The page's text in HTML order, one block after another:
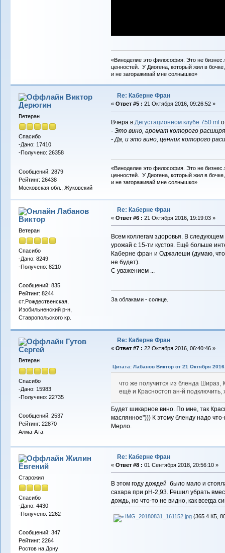
«Виноделие это философия. Это не
ценностей. У Диогена, который жил в
и не загораживай мне солнышко»
Виктор
Дерюгин
Ветеран
Спасибо
-Дано: 17410
-Получено: 26358
Сообщений: 2879
Рейтинг: 26438
Московская обл., Жуковский
Re: Каберне Фран
« Ответ #5 : 21 Октября 2016, 09:26:52 »
Вчера в Дегустационном клубе 750 ml
- Это вино, аромат которого
- Да, и это вино, ценник которого
«Виноделие это философия. Это не
ценностей. У Диогена, который жил в
и не загораживай мне солнышко»
Лабанов
Виктор
Ветеран
Спасибо
-Дано: 8249
-Получено: 8210
Сообщений: 835
Рейтинг: 8244
ст.Рождественская,
Изобильненский р-н,
Ставропольского кр.
Re: Каберне Фран
« Ответ #6 : 21 Октября 2016, 19:19:03 »
Всем коллегам здоровья. В
урожай с 15-ти кустов. Ещё больше
Каберне фран и Оджалеши (думаю,
не будет).
С уважением ...
За облаками - солнце.
Гутов
Сергей
Ветеран
Спасибо
-Дано: 15983
-Получено: 22735
Сообщений: 2537
Рейтинг: 22870
Алма-Ата
Re: Каберне Фран
« Ответ #7 : 22 Октября 2016, 06:40:46 »
Цитата: Лабанов Виктор от 21 Октября
что же получится из бленда
ещё и Красностоп ан-й подключить,
Будет шикарное вино. По мне, так
маслянное"))) К этому бленду надо
Мерло.
Жилин
Евгений
Старожил
Спасибо
-Дано: 4430
-Получено: 2262
Сообщений: 347
Рейтинг: 2264
Ростов на Дону
Re: Каберне Фран
« Ответ #8 : 01 Сентября 2018, 20:56:10 »
В этом году дождей было мало и
сахара при рН-2,93. Решил убрать
дождь, но что-то не видно, как всегда
IMG_20180831_161152.jpg(365.4 КБ,